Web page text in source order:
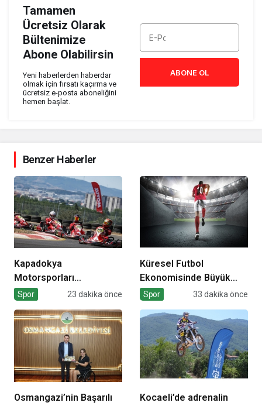
Tamamen
Ücretsiz Olarak
Bültenimize
Abone Olabilirsin
Yeni haberlerden haberdar
olmak için fırsatı kaçırma ve
ücretsiz e-posta aboneliğini
hemen başlat.
ABONE OL
Benzer Haberler
Kapadokya
Motorsporları
Kompleksi Açılıyor
Spor 23 dakika önce
Küresel Futbol
Ekonomisinde Büyük
Dönüşüm!
Spor 33 dakika önce
Osmangazi’nin Başarılı
Kocaeli’de adrenalin